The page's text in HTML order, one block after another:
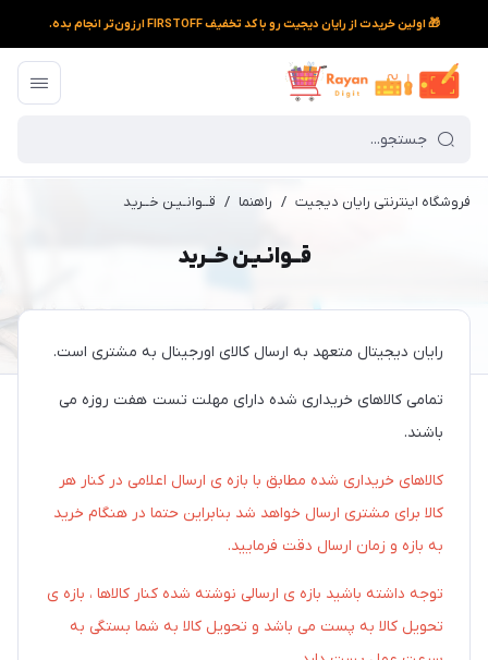
🎁 اولین خریدت از رایان دیجیت رو با کد تخفیف FIRSTOFF ارزون‌تر انجام بده.
فروشگاه اینترنتی رایان دیجیت / راهنما / قــوانـیـن خــرید
قــوانـیـن خــرید
رایان دیجیتال متعهد به ارسال کالای اورجینال به مشتری است.
تمامی کالاهای خریداری شده دارای مهلت تست هفت روزه می
باشند.
کالاهای خریداری شده مطابق با بازه ی ارسال اعلامی در کنار هر
کالا برای مشتری ارسال خواهد شد بنابراین حتما در هنگام خرید
به بازه و زمان ارسال دقت فرمایید.
توجه داشته باشید بازه ی ارسالی نوشته شده کنار کالاها ، بازه ی
تحویل کالا به پست می باشد و تحویل کالا به شما بستگی به